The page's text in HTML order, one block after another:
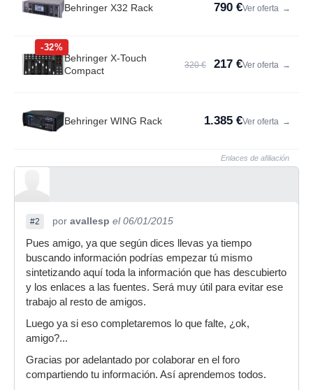
Behringer X32 Rack 790 €Ver oferta →
-32%
Behringer X-Touch
Compact
320 € 217 €Ver oferta →
Behringer WING Rack 1.385 €Ver oferta →
Enlaces de afiliación
#2 por avallesp el 06/01/2015
Pues amigo, ya que según dices llevas ya tiempo
buscando información podrías empezar tú mismo
sintetizando aquí toda la información que has descubierto
y los enlaces a las fuentes. Será muy útil para evitar ese
trabajo al resto de amigos.
Luego ya si eso completaremos lo que falte, ¿ok,
amigo?...
Gracias por adelantado por colaborar en el foro
compartiendo tu información. Así aprendemos todos.